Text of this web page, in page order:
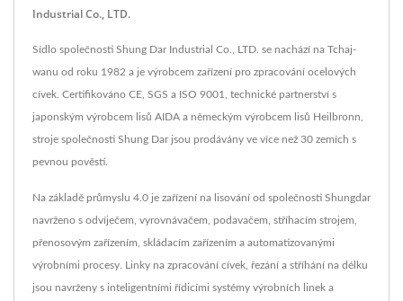
Industrial Co., LTD.
Sídlo společnosti Shung Dar Industrial Co., LTD. se nachází na Tchaj-
wanu od roku 1982 a je výrobcem zařízení pro zpracování ocelových
cívek. Certifikováno CE, SGS a ISO 9001, technické partnerství s
japonským výrobcem lisů AIDA a německým výrobcem lisů Heilbronn,
stroje společnosti Shung Dar jsou prodávány ve více než 30 zemích s
pevnou pověstí.
Na základě průmyslu 4.0 je zařízení na lisování od společnosti Shungdar
navrženo s odvíječem, vyrovnávačem, podavačem, stříhacím strojem,
přenosovým zařízením, skládacím zařízením a automatizovanými
výrobními procesy. Linky na zpracování cívek, řezání a stříhání na délku
jsou navrženy s inteligentními řídicími systémy výrobních linek a